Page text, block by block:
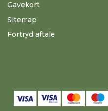
Gavekort
Sitemap
Fortryd aftale